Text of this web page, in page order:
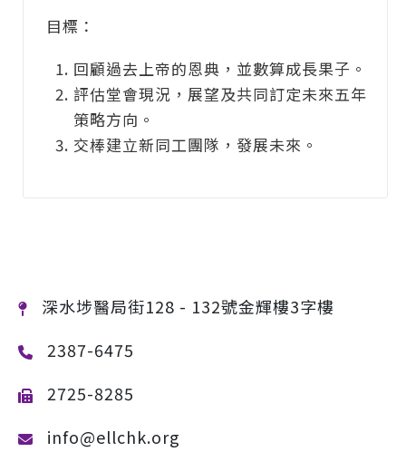
目標：
回顧過去上帝的恩典，並數算成長果子。
評估堂會現況，展望及共同訂定未來五年
策略方向。
交棒建立新同工團隊，發展未來。
深水埗醫局街128 - 132號金輝樓3字樓
2387-6475
2725-8285
info@ellchk.org